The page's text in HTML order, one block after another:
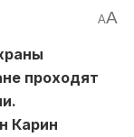
AA
проходят
Карин